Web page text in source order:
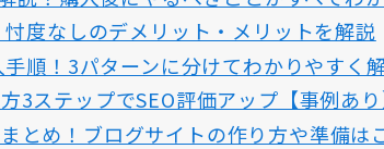
度なしのデメリット・メリットを解説
順！3パターンに分けてわかりやすく
3ステップでSEO評価アップ【事例あり
とめ！ブログサイトの作り方や準備は